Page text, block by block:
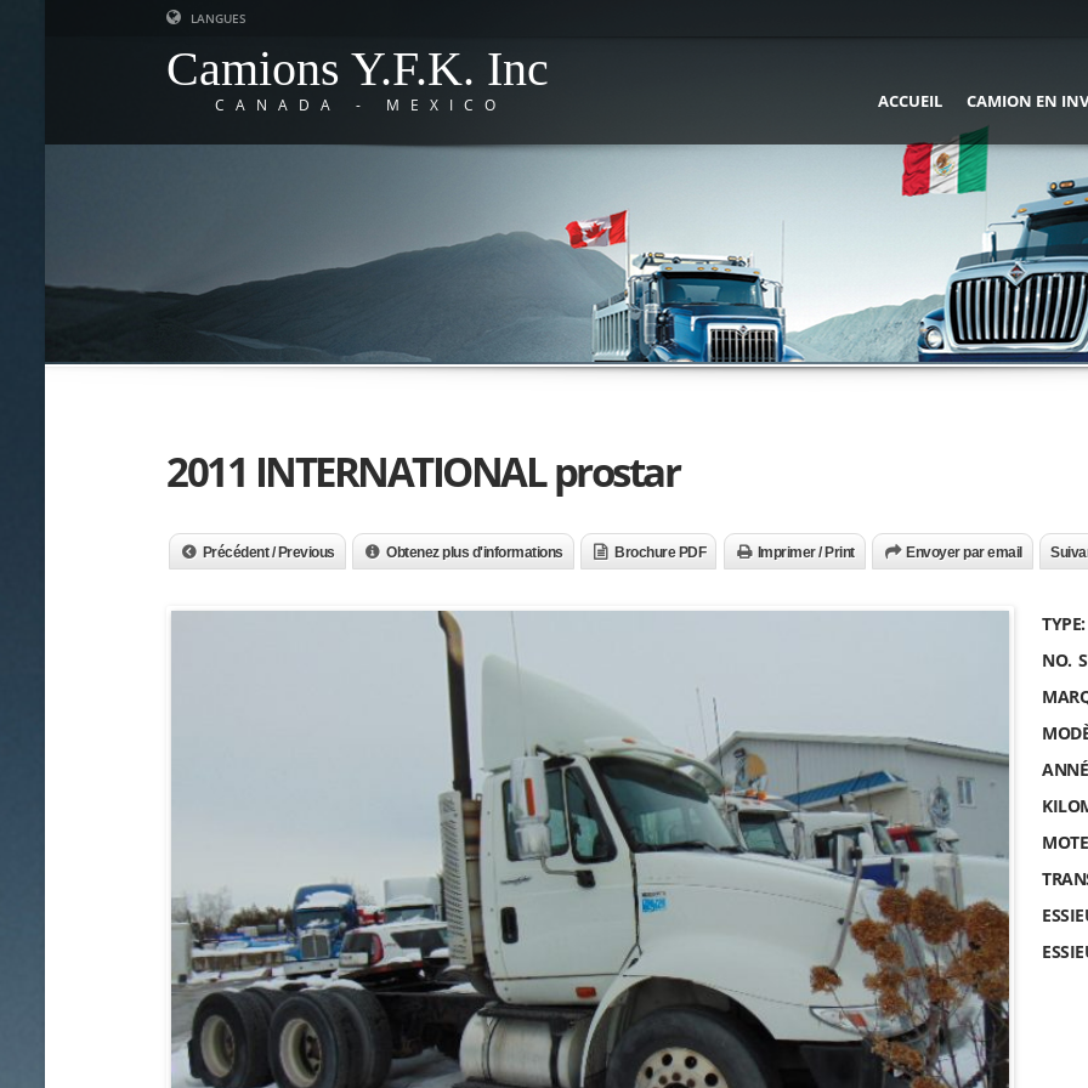
LANGUES
Camions Y.F.K. Inc
CANADA - MEXICO ACCUEIL CAMION EN
2011 INTERNATIONAL prostar
Précédent / Previous Obtenez plus d'informations Brochure PDF Imprimer / Print Envoyer par email
TYPE:
NO.